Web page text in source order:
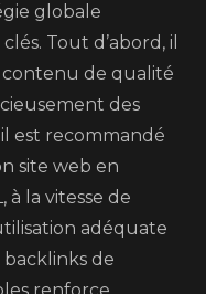
globale
Tout d’abord, il
de qualité
des
est recommandé
site web en
à la vitesse de
adéquate
backlinks de